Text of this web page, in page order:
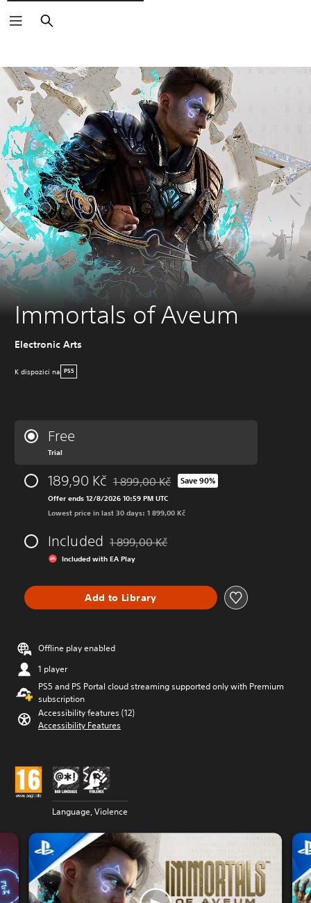
Vyhledat
Immortals of Aveum
Electronic Arts
K dispozici na PS5
Free
Trial
189,90 Kč Discounted from original price of 1 899,00
1 899,00 Kč Save 90%
Offer ends 12/8/2026 10:59 PM UTC
Lowest price in last 30 days: 1 899,00 Kč
Included Discounted from original price of 1 899,00
1 899,00 Kč
Included with EA Play
Add to Library
Offline play enabled
1 player
PS5 and PS Portal cloud streaming supported only with Premium
subscription
Accessibility features (12)
Accessibility Features
Language, Violence